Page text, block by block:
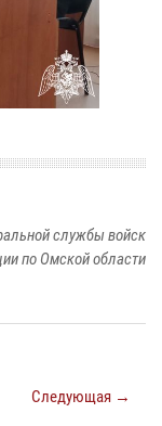
службы войск
по Омской области
Следующая →